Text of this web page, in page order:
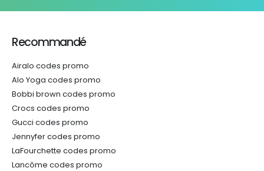
Recommandé
Airalo codes promo
Alo Yoga codes promo
Bobbi brown codes promo
Crocs codes promo
Gucci codes promo
Jennyfer codes promo
LaFourchette codes promo
Lancôme codes promo